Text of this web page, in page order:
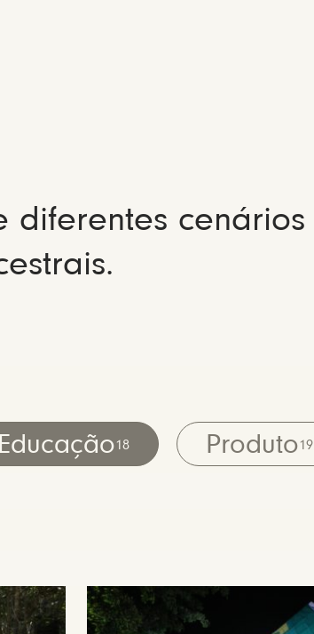
diferentes cenários
Educação18 Produto19